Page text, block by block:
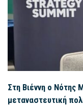
Στη Βιέννη ο Νότης
μεταναστευτική